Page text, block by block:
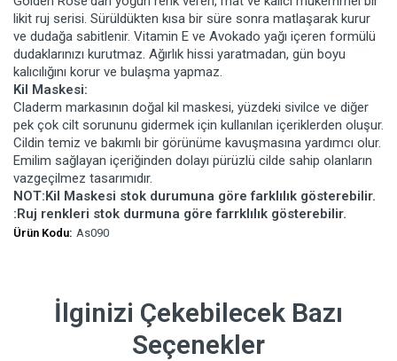
likit ruj serisi. Sürüldükten kısa bir süre sonra matlaşarak kurur
ve dudağa sabitlenir. Vitamin E ve Avokado yağı içeren formülü
dudaklarınızı kurutmaz. Ağırlık hissi yaratmadan, gün boyu
kalıcılığını korur ve bulaşma yapmaz.
Kil Maskesi:
Claderm markasının doğal kil maskesi, yüzdeki sivilce ve diğer
pek çok cilt sorununu gidermek için kullanılan içeriklerden oluşur.
Cildin temiz ve bakımlı bir görünüme kavuşmasına yardımcı olur.
Emilim sağlayan içeriğinden dolayı pürüzlü cilde sahip olanların
vazgeçilmez tasarımıdır.
NOT:Kil Maskesi stok durumuna göre farklılık gösterebilir.
:Ruj renkleri stok durmuna göre farrklılık gösterebilir.
Ürün Kodu: As090
İlginizi Çekebilecek Bazı
Seçenekler